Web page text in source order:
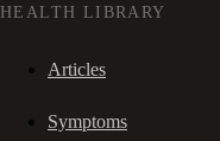
HEALTH LIBRARY
Articles
Symptoms